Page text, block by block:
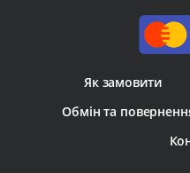
Як замовити
Обмін та